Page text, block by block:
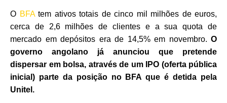
O BFAtem ativos totais de cinco mil milhões de euros,
cerca de 2,6 milhões de clientes e a sua quota de
mercado em depósitos era de 14,5% em novembro. O
governo angolano já anunciou que pretende
dispersar em bolsa, através de um IPO (oferta pública
inicial) parte da posição no BFA que é detida pela
Unitel.